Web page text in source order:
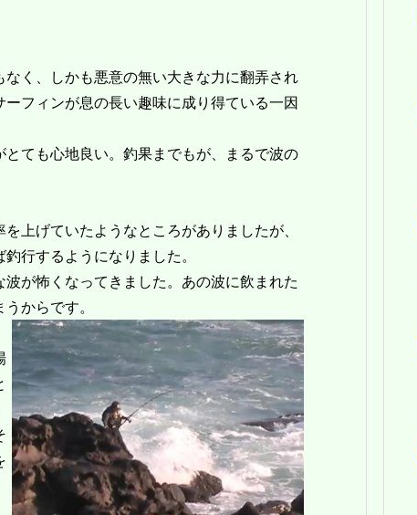
く、しかも悪意の無い大きな力に翻弄され
フィンが息の長い趣味に成り得ている一因
ても心地良い。釣果までもが、まるで波の
上げていたようなところがありましたが、
行するようになりました。
が怖くなってきました。あの波に飲まれた
からです。